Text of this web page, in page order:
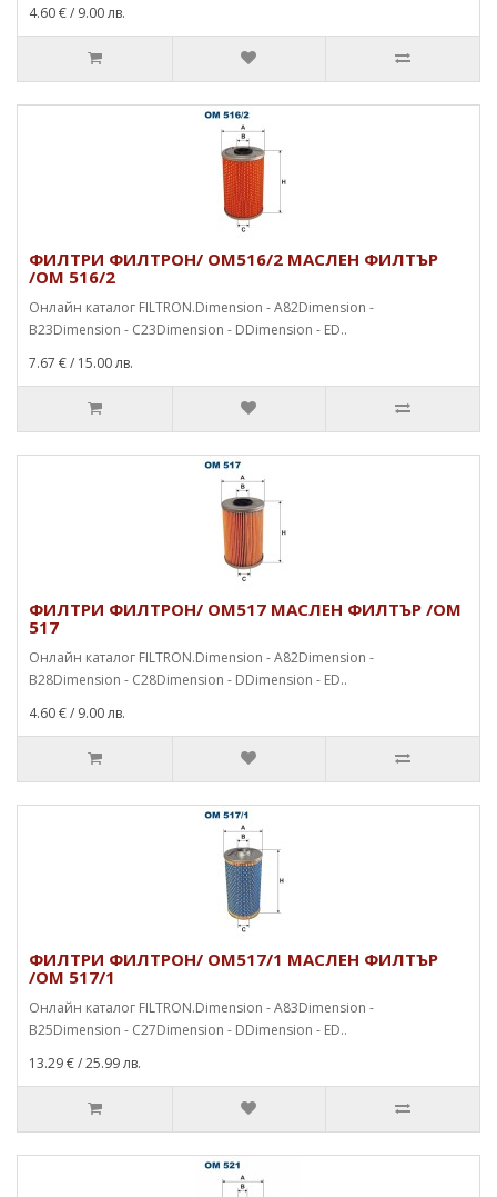
4.60 €/ 9.00 лв.
ФИЛТРИ ФИЛТРОН/ OM516/2 МАСЛЕН ФИЛТЪР
/OM 516/2
Онлайн каталог FILTRON.Dimension - A82Dimension -
B23Dimension - C23Dimension - DDimension - ED..
7.67 €/ 15.00 лв.
ФИЛТРИ ФИЛТРОН/ OM517 МАСЛЕН ФИЛТЪР /OM
517
Онлайн каталог FILTRON.Dimension - A82Dimension -
B28Dimension - C28Dimension - DDimension - ED..
4.60 €/ 9.00 лв.
ФИЛТРИ ФИЛТРОН/ OM517/1 МАСЛЕН ФИЛТЪР
/OM 517/1
Онлайн каталог FILTRON.Dimension - A83Dimension -
B25Dimension - C27Dimension - DDimension - ED..
13.29 €/ 25.99 лв.